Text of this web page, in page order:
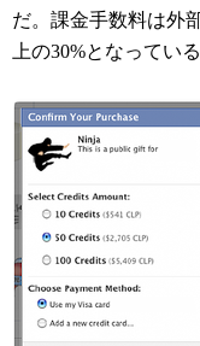
だ。課金手数料は外
上の30%となっている